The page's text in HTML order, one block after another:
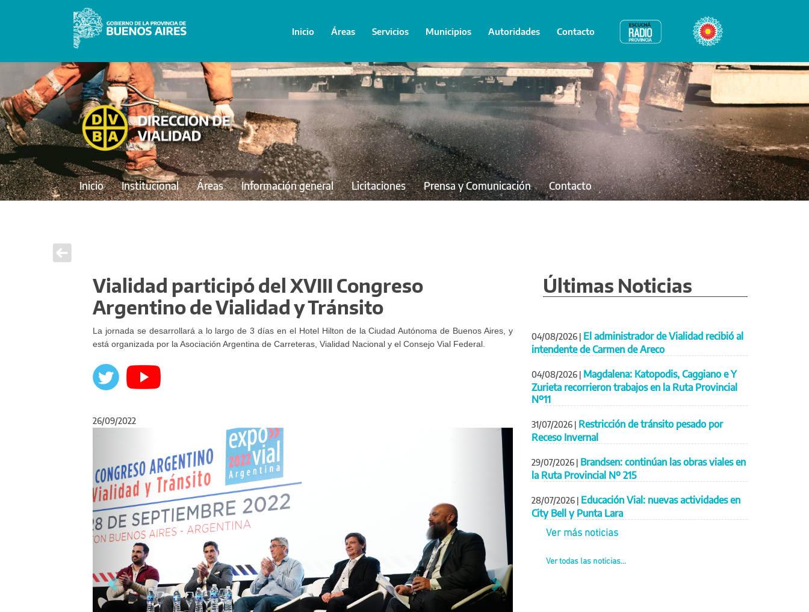
Inicio Áreas Servicios Municipios Autoridades Contacto Radio Provincia Bicentenario
Inicio Institucional Áreas Información general Licitaciones Prensa y Comunicación Contacto
Vialidad participó del XVIII Congreso
Argentino de Vialidad y Tránsito
La jornada se desarrollará a lo largo de 3 días en el Hotel Hilton de la Ciudad Autónoma de Buenos Aires, y
está organizada por la Asociación Argentina de Carreteras, Vialidad Nacional y el Consejo Vial Federal.
26/09/2022
Siguiente
Últimas Noticias
04/08/2026 | El administrador de Vialidad recibió al
intendente de Carmen de Areco
04/08/2026 | Magdalena: Katopodis, Caggiano e Y
Zurieta recorrieron trabajos en la Ruta Provincial
Nº11
31/07/2026 | Restricción de tránsito pesado por
Receso Invernal
29/07/2026 | Brandsen: continúan las obras viales en
la Ruta Provincial Nº 215
28/07/2026 | Educación Vial: nuevas actividades en
City Bell y Punta Lara
Ver más noticias
Ver todas las noticias...